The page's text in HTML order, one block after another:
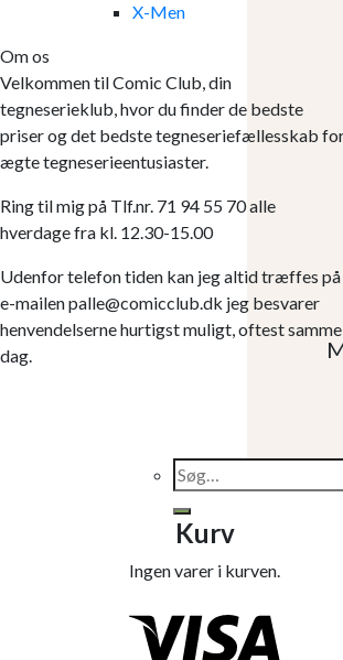
Søg
efter:
Kurv
Ingen varer i kurven.
X-Men
Om os
Velkommen til Comic Club, din
tegneserieklub, hvor du finder de bedste
priser og det bedste tegneseriefællesskab
ægte tegneserieentusiaster.
Ring til mig på Tlf.nr. 71 94 55 70 alle
hverdage fra kl. 12.30-15.00
Udenfor telefon tiden kan jeg altid træffes på
e-mailen palle@comicclub.dk jeg besvarer
henvendelserne hurtigst muligt, oftest samme
dag.